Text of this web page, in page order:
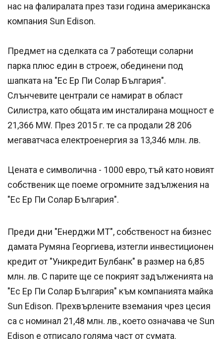
нас на фалиралата през тази година американска
компания Sun Edison.
Предмет на сделката са 7 работещи соларни
парка плюс един в строеж, обединени под
шапката на "Ес Ер Пи Солар България".
Слънчевите централи се намират в област
Силистра, като общата им инсталирана мощност е
21,366 MW. През 2015 г. те са продали 28 206
мегаватчаса електроенергия за 13,346 млн. лв.
Цената е символична - 1000 евро, тъй като новият
собственик ще поеме огромните задължения на
"Ес Ер Пи Солар България".
Преди дни "Енерджи МТ", собственост на бизнес
дамата Румяна Георгиева, изтегли инвестиционен
кредит от "Уникредит Булбанк" в размер на 6,85
млн. лв. С парите ще се покрият задълженията на
"Ес Ер Пи Солар България" към компанията майка
Sun Edison. Прехвърлените вземания чрез цесия
са с номинал 21,48 млн. лв., което означава че Sun
Edison e отписало голяма част от сумата.